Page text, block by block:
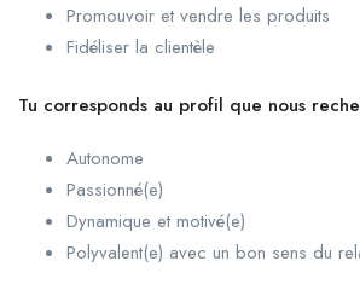
Promouvoir et vendre les produits
Fidéliser la clientèle
Tu corresponds au profil que nous
Autonome
Passionné(e)
Dynamique et motivé(e)
Polyvalent(e) avec un bon sens du